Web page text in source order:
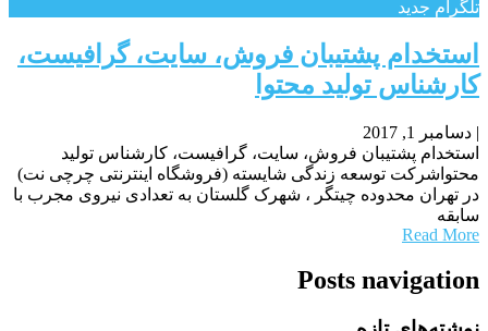
تلگرام جدید
استخدام پشتیبان فروش، سایت، گرافیست،
کارشناس تولید محتوا
| دسامبر 1, 2017
استخدام پشتیبان فروش، سایت، گرافیست، کارشناس تولید
محتواشرکت توسعه زندگی شایسته (فروشگاه اینترنتی چرچی نت)
در تهران محدوده چیتگر ، شهرک گلستان به تعدادی نیروی مجرب با
سابقه
Read More
Posts navigation